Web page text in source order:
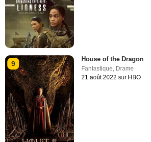
9
House of the Dragon
Fantastique, Drame
21 août 2022 sur HBO